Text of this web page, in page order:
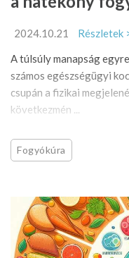
2024.10.21
Részletek
A túlsúly manapság
számos egészségügyi
csupán a fizikai
következmén ...
Fogyókúra